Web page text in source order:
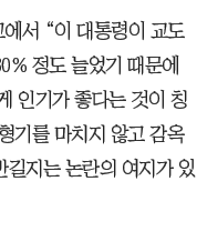
서 “이 대통령이 교도
정도 늘었기 때문에
인기가 좋다는 것이 칭
기를 마치지 않고 감옥
길지는 논란의 여지가 있